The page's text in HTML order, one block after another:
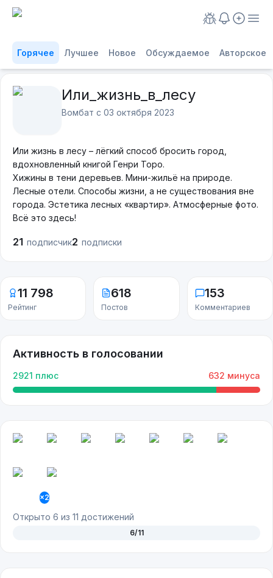
Горячее Лучшее Новое Обсуждаемое Авторское
Или_жизнь_в_лесу
Вомбат с 03 октября 2023
Или жизнь в лесу – лёгкий способ бросить город,
вдохновленный книгой Генри Торо.
Хижины в тени деревьев. Мини-жильё на природе.
Лесные отели. Способы жизни, а не существования вне
города. Эстетика лесных «квартир». Атмосферные фото.
Всё это здесь!
21 подписчик2 подписки
11 798
Рейтинг
618
Постов
153
Комментариев
Активность в голосовании
2921 плюс 632 минуса
×2
Открыто 6 из 11 достижений
6/11